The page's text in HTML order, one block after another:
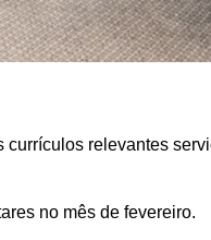
relevantes
no mês de fevereiro.